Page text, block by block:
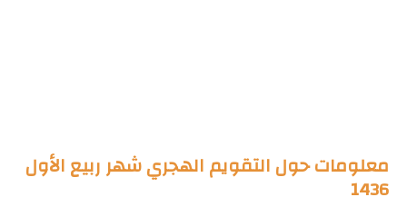
معلومات حول التقويم الهجري شهر ربيع الأول
1436